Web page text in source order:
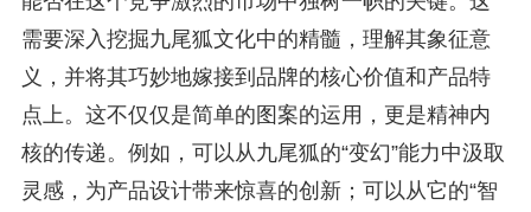
需要深入挖掘九尾狐文化中的精髓，理解其象征意
义，并将其巧妙地嫁接到品牌的核心价值和产品特
点上。这不仅仅是简单的图案的运用，更是精神内
核的传递。例如，可以从九尾狐的“变幻”能力中汲取
灵感，为产品设计带来惊喜的创新；可以从它的“智